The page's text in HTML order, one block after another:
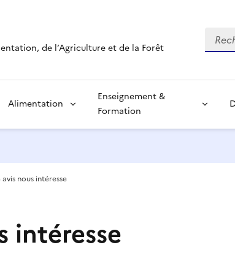
de l’Agriculture et de la Forêt
Alimentation
Enseignement &
Formation
nous intéresse
intéresse